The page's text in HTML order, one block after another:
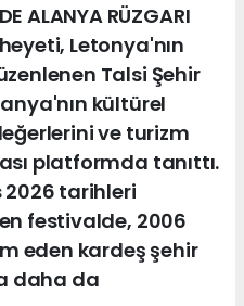
ALANYA RÜZGARI
Letonya'nın
Talsi Şehir
kültürel
ve turizm
platformda tanıttı.
tarihleri
festivalde, 2006
eden kardeş şehir
daha da